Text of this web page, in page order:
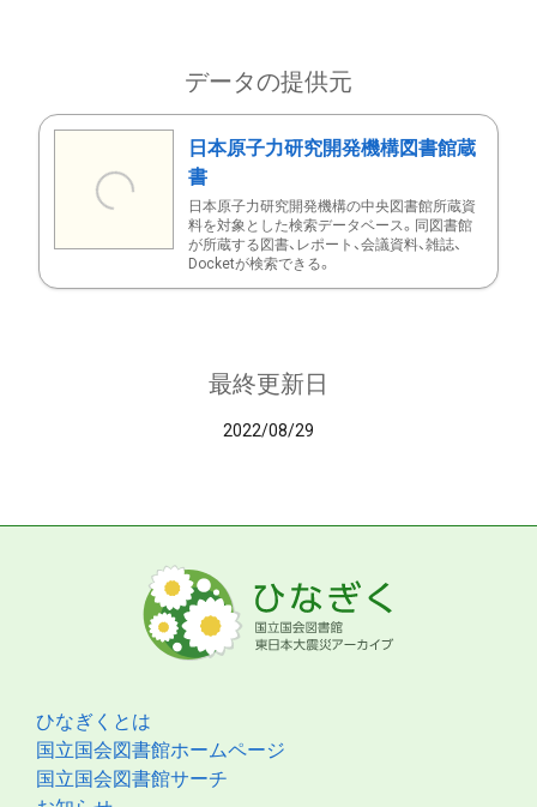
データの提供元
日本原子力研究開発機構図書館蔵
書
日本原子力研究開発機構の中央図書館所蔵資
料を対象とした検索データベース。同図書館
が所蔵する図書、レポート、会議資料、雑誌、
Docketが検索できる。
最終更新日
2022/08/29
ひなぎくとは
国立国会図書館ホームページ
国立国会図書館サーチ